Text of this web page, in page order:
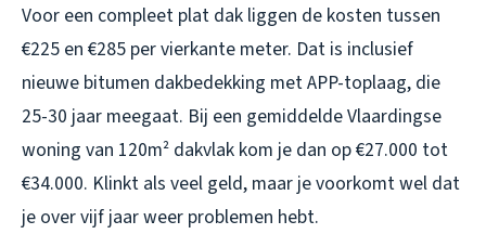
Voor een compleet plat dak liggen de kosten tussen
€225 en €285 per vierkante meter. Dat is inclusief
nieuwe bitumen dakbedekking met APP-toplaag, die
25-30 jaar meegaat. Bij een gemiddelde Vlaardingse
woning van 120m² dakvlak kom je dan op €27.000 tot
€34.000. Klinkt als veel geld, maar je voorkomt wel dat
je over vijf jaar weer problemen hebt.